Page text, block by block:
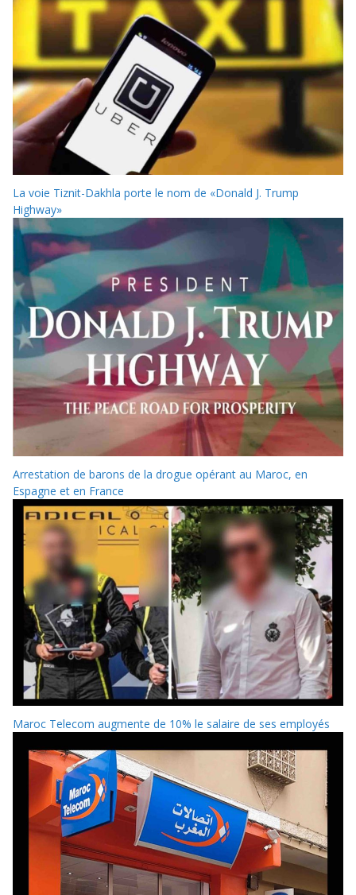
La voie Tiznit-Dakhla porte le nom de «Donald J. Trump
Highway»
Arrestation de barons de la drogue opérant au Maroc, en
Espagne et en France
Maroc Telecom augmente de 10% le salaire de ses employés